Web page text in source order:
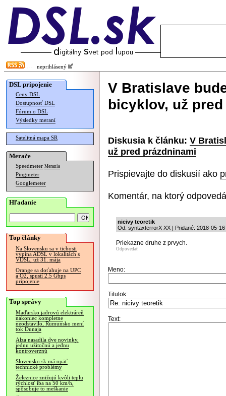
neprihlásený
DSL pripojenie
Ceny DSL
Dostupnosť DSL
Fórum o DSL
Výsledky meraní
Satelitná mapa SR
Merače
Speedmeter Merania
Pingmeter
Googlemeter
Hľadanie
Top články
Na Slovensku sa v tichosti
vypína ADSL v lokalitách s
VDSL, už 31. mája
Orange sa doťahuje na UPC
a O2, spustí 2.5 Gbps
pripojenie
Top správy
Maďarsko jadrovú elektráreň
nakoniec kompletne
neodstavilo, Rumunsko mení
tok Dunaja
Alza nasadila dve novinky,
jednu užitočnú a jednu
kontroverznú
Slovensko.sk má opäť
technické problémy
Železnice znižujú kvôli teplu
rýchlosť iba na 50 km/h,
spôsobuje to meškanie
V Bratislave
bicyklov, už
Diskusia k článku: V
už pred prázdninami
Prispievajte do diskusií ako
Komentár, na ktorý
nicivy teoretik
Od: syntaxterrorX XX | Pridané: 2018-05-16
Priekazne druhe z prvych.
Odpovedať
Meno:
Titulok:
Text: